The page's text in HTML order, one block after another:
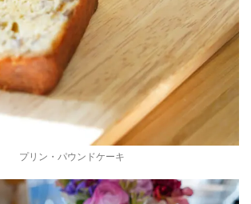
プリン・パウンドケーキ